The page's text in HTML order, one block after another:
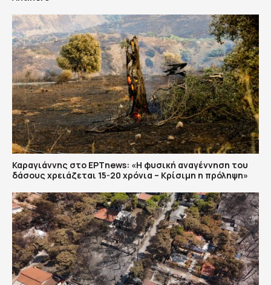
Καραγιάννης στο ΕΡΤnews: «Η φυσική αναγέννηση του
δάσους χρειάζεται 15-20 χρόνια – Κρίσιμη η πρόληψη»